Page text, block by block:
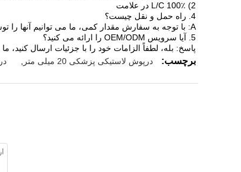
2) 100٪ L/C در علامت
4. راه حمل و نقل چیست؟
A: با توجه به سفارش مقدار کمی، ما می توانیم آنها را توسط Fedex / DHL ارسال کنیم، اکسپرس و کالاهای مقدار زیادی با حمل و نقل اقیانوس طبق خواسته مشتری ارسال می شود.
5. آیا سرویس OEM/ODM را ارائه می کنید؟
پاسخ: بله، لطفاً الزامات خود را با جزئیات ارسال
برچسب: درپوش لاستیکی پزشکی 20 میلی متر